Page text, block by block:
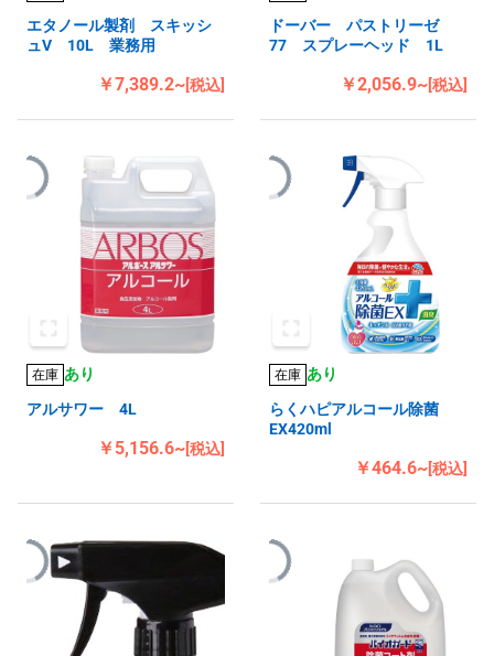
エタノール製剤 スキッシ
ュV 10L 業務用
￥7,389.2~[税込]
ドーバー パストリーゼ
77 スプレーヘッド 1L
￥2,056.9~[税込]
在庫 あり
アルサワー 4L
￥5,156.6~[税込]
在庫 あり
らくハピアルコール除菌
EX420ml
￥464.6~[税込]